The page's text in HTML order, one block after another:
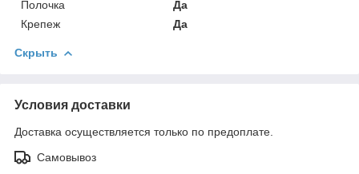
Полочка
Да
Крепеж
Да
Скрыть
Условия доставки
Доставка осуществляется только по предоплате.
Самовывоз